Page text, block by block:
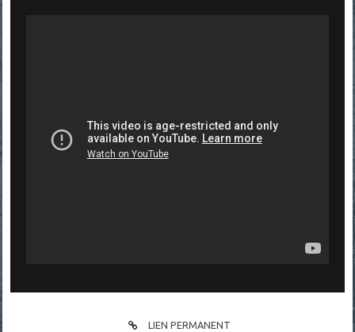
LIEN PERMANENT